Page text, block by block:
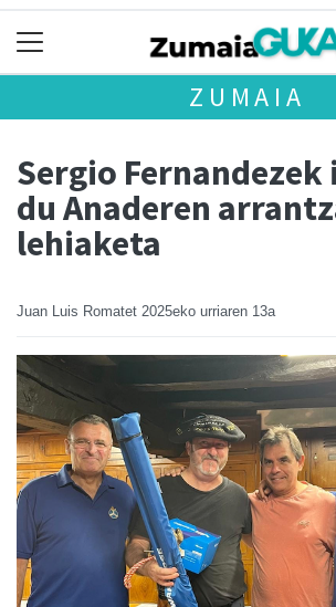
ZUMAIA
Sergio Fernandezek
du Anaderen
lehiaketa
Juan Luis Romatet 2025eko urriaren 13a